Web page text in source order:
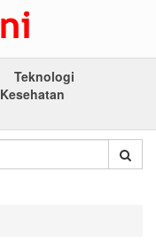
Teknologi
Kesehatan